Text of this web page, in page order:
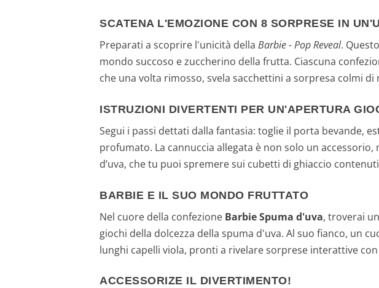
SCATENA L'EMOZIONE CON 8 SORPRESE IN
Preparati a scoprire l'unicità della Barbie - Pop Reveal.
mondo succoso e zuccherino della frutta. Ciascuna
che una volta rimosso, svela sacchettini a sorpresa colmi di
ISTRUZIONI DIVERTENTI PER UN'APERTURA
Segui i passi dettati dalla fantasia: toglie il porta bevande,
profumato. La cannuccia allegata è non solo un
d’uva, che tu puoi spremere sui cubetti di ghiaccio
BARBIE E IL SUO MONDO FRUTTATO
Nel cuore della confezione Barbie Spuma d'uva, troverai
giochi della dolcezza della spuma d'uva. Al suo fianco, un
lunghi capelli viola, pronti a rivelare sorprese interattive
ACCESSORIZE IL DIVERTIMENTO!